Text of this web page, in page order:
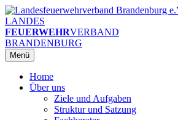
Zum
Inhalt
springen
LANDES
FEUERWEHRVERBAND
BRANDENBURG
Menü
Home
Über uns
Ziele und Aufgaben
Struktur und Satzung